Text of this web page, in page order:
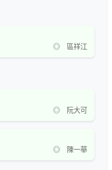
◎ 區祥江
◎ 阮大可
◎ 陳一華